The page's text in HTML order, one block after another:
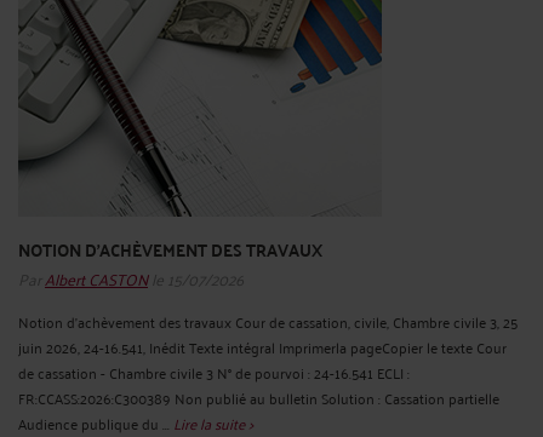
NOTION D'ACHÈVEMENT DES TRAVAUX
ParAlbert CASTONle 15/07/2026
Notion d'achèvement des travaux Cour de cassation, civile, Chambre civile 3, 25
juin 2026, 24-16.541, Inédit Texte intégral Imprimerla pageCopier le texte Cour
de cassation - Chambre civile 3 N° de pourvoi : 24-16.541 ECLI :
FR:CCASS:2026:C300389 Non publié au bulletin Solution : Cassation partielle
Audience publique du ... Lire la suite >